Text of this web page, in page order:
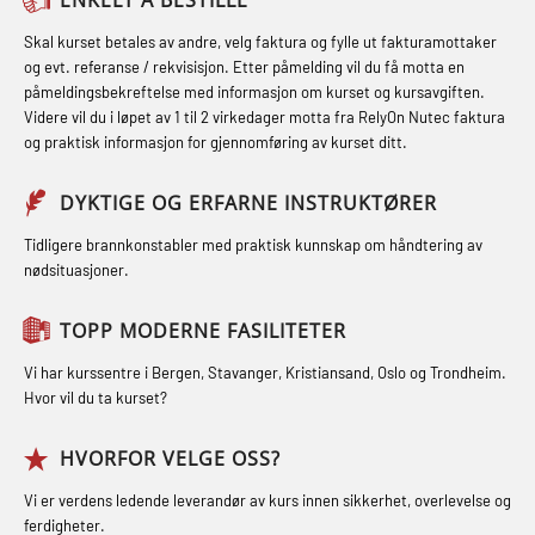
Fallsikring (FAR108)
Førstehjelp – repetisjon (OFA102)
Førstehjelp grunnkurs (OFABLE101)
GOC sertifikat grunnleggende
(GMDSS) (MRC101)
GOC sertifikat repetisjon (GMDSS)
(MRC102)
GSK Sikkerhetskurs offshore for
oljearbeidere (OBS1055)
GWO: BST – Offshore (Blended with
(RBSBLE018)
STCW kombi oppdatering offiserer
og med.behandling (MBS134)
STCW Kombi Oppdatering Offiserer
og Medisinsk Behandling med
Webinar (MBS1341)
STCW Oppdatering for offiserer 24 t
(MBS114)
STCW Medisinsk førstehjelp (MFA1081)
STCW Medisinsk førstehjelp
oppdatering (MBSBLE025)
STCW Oppdatering Medisinsk
inkl. brannslukning (FSC121)
Hjertestarter brukerkurs (OFA107)
Røykdykking industrivern –
repetisjon (LFI105)
oppdrettsanlegg (LBS100)
Ulykkesgransking – Webinar (LSP103)
(LFI100)
Skal kurset betales av andre, velg faktura og fylle ut fakturamottaker
og evt. referanse / rekvisisjon. Etter påmelding vil du få motta en
påmeldingsbekreftelse med informasjon om kurset og kursavgiften.
Videre vil du i løpet av 1 til 2 virkedager motta fra RelyOn Nutec faktura
og praktisk informasjon for gjennomføring av kurset ditt.
DYKTIGE OG ERFARNE INSTRUKTØRER
Tidligere brannkonstabler med praktisk kunnskap om håndtering av
nødsituasjoner.
TOPP MODERNE FASILITETER
Vi har kurssentre i Bergen, Stavanger, Kristiansand, Oslo og Trondheim.
Hvor vil du ta kurset?
HVORFOR VELGE OSS?
Vi er verdens ledende leverandør av kurs innen sikkerhet, overlevelse og
ferdigheter.